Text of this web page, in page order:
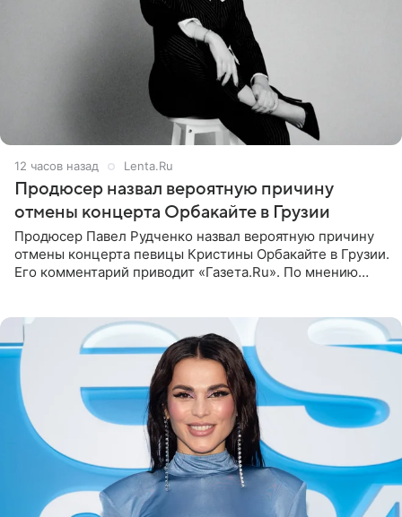
12 часов назад Lenta.Ru
Продюсер назвал вероятную причину
отмены концерта Орбакайте в Грузии
Продюсер Павел Рудченко назвал вероятную причину
отмены концерта певицы Кристины Орбакайте в Грузии.
Его комментарий приводит «Газета.Ru». По мнению